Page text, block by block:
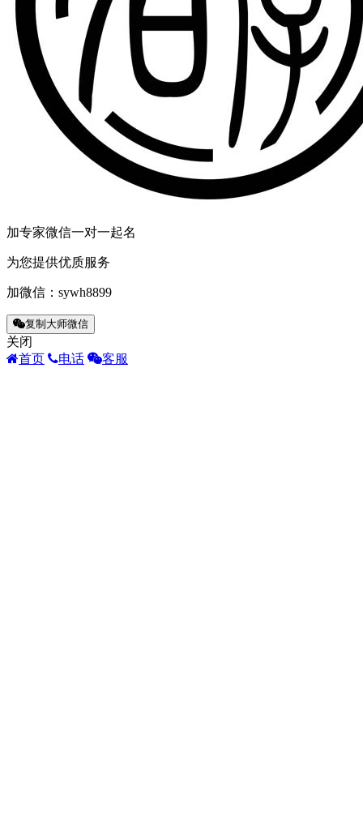
加专家微信一对一起名
为您提供优质服务
加微信： sywh8899
复制大师微信
关闭
首页
电话 客服